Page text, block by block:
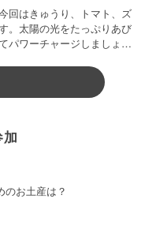
回はきゅうり、トマト、ズ
。太陽の光をたっぷりあび
パワーチャージしましょう
のお土産は？